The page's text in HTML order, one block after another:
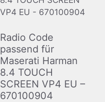
Radio Code
passend für
Maserati Harman
8.4 TOUCH
SCREEN VP4 EU –
670100904